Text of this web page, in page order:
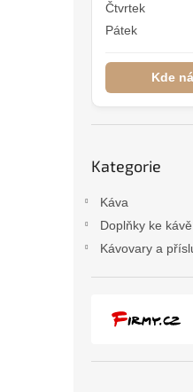
Čtvrtek
Pátek
Kde
kategorie
Kategorie
Káva
Doplňky ke kávě
Kávovary a